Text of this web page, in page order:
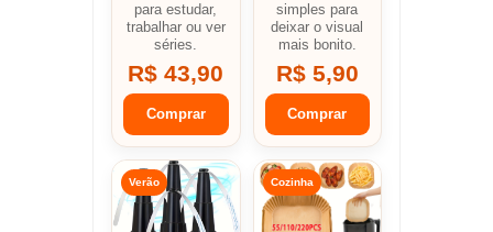
para estudar,
trabalhar ou ver
séries.
R$ 43,90
Comprar
simples para
deixar o visual
mais bonito.
R$ 5,90
Comprar
Verão Cozinha